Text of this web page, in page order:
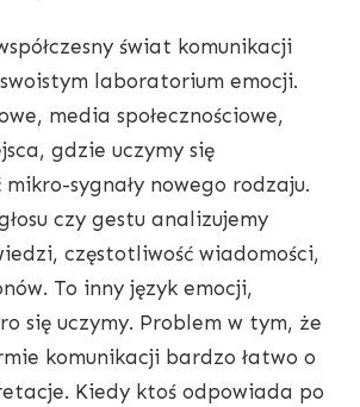
świat komunikacji
laboratorium emocji.
media społecznościowe,
gdzie uczymy się
sygnały nowego rodzaju.
czy gestu analizujemy
częstotliwość wiadomości,
To inny język emocji,
się uczymy. Problem w tym, że
komunikacji bardzo łatwo o
Kiedy ktoś odpowiada po